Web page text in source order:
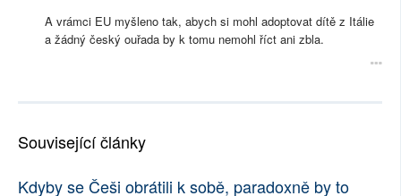
A vrámci EU myšleno tak, abych si mohl adoptovat dítě z Itálie
a žádný český ouřada by k tomu nemohl říct ani zbla.
Související články
Kdyby se Češi obrátili k sobě, paradoxně by to